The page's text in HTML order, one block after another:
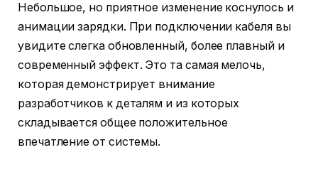
Небольшое, но приятное изменение коснулось и
анимации зарядки. При подключении кабеля вы
увидите слегка обновленный, более плавный и
современный эффект. Это та самая мелочь,
которая демонстрирует внимание
разработчиков к деталям и из которых
складывается общее положительное
впечатление от системы.